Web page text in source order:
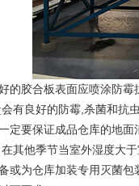
的胶合板表面应喷涂防
有良好的防霉,杀菌和抗
定要保证成品仓库的地
其他季节当室外湿度大
或为仓库加装专用灭菌包